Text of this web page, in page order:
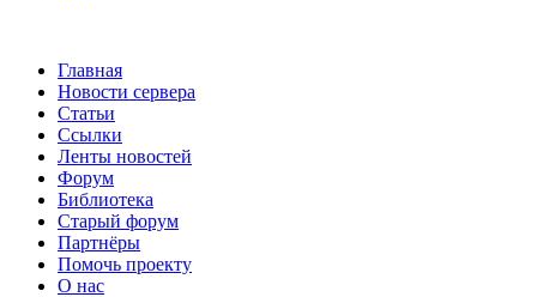
Главная
Новости сервера
Статьи
Ссылки
Ленты новостей
Форум
Библиотека
Старый форум
Партнёры
Помочь проекту
О нас